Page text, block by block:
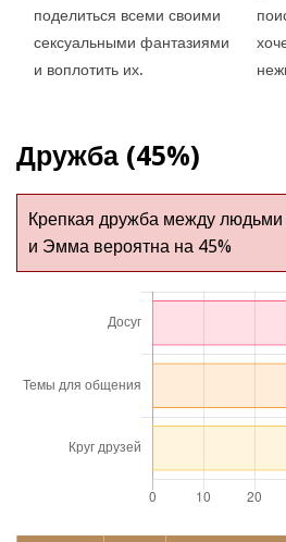
поделиться всеми своими
сексуальными фантазиями
и воплотить их.
Дружба (45%)
Крепкая дружба между
и Эмма вероятна на 45%